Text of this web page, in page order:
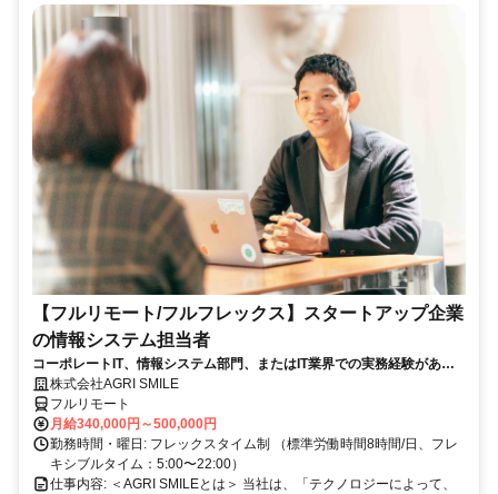
【フルリモート/フルフレックス】スタートアップ企業
の情報システム担当者
コーポレートIT、情報システム部門、またはIT業界での実務経験がある
方、大歓迎！
株式会社AGRI SMILE
フルリモート
月給340,000円～500,000円
勤務時間・曜日: フレックスタイム制 （標準労働時間8時間/日、フレ
キシブルタイム：5:00〜22:00）
仕事内容: ＜AGRI SMILEとは＞ 当社は、「テクノロジーによって、